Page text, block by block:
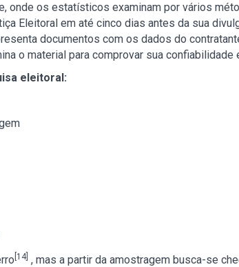
onde os estatísticos examinam por vários
Eleitoral em até cinco dias antes da sua
documentos com os dados do
o material para comprovar sua
eleitoral:
[14] , mas a partir da amostragem busca-se